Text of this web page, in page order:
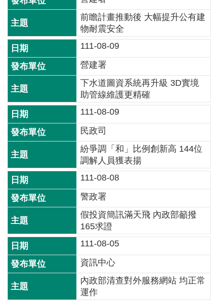
導
覽
民
意
信
箱
語
詞
彙
常
見
問
答
電
報
RSS
English
前瞻計畫推動後 大幅提升公有建
物耐震安全
111-08-09
營建署
下水道圖資系統再升級 3D實境
助管線維護更精確
111-08-09
民政司
紛爭調「和」比例創新高 144位
調解人員獲表揚
111-08-08
警政署
假投資簡訊滿天飛 內政部籲撥
165求證
111-08-05
資訊中心
內政部清查對外服務網站 均正常
運作